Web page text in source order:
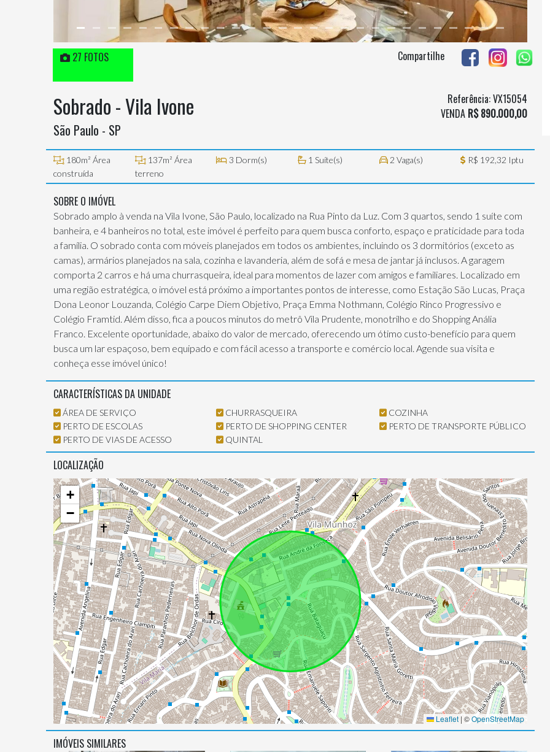
27 FOTOS Compartilhe
Sobrado - Vila Ivone
São Paulo - SP
Referência: VX15054
VENDA R$ 890.000,00
180m² Área
construída
137m² Área
terreno
3 Dorm(s) 1 Suíte(s) 2 Vaga(s) R$ 192,32 Iptu
SOBRE O IMÓVEL
Sobrado amplo à venda na Vila Ivone, São Paulo, localizado na Rua Pinto da Luz. Com 3 quartos, sendo 1 suíte com
banheira, e 4 banheiros no total, este imóvel é perfeito para quem busca conforto, espaço e praticidade para toda
a família. O sobrado conta com móveis planejados em todos os ambientes, incluindo os 3 dormitórios (exceto as
camas), armários planejados na sala, cozinha e lavanderia, além de sofá e mesa de jantar já inclusos. A garagem
comporta 2 carros e há uma churrasqueira, ideal para momentos de lazer com amigos e familiares. Localizado em
uma região estratégica, o imóvel está próximo a importantes pontos de interesse, como Estação São Lucas, Praça
Dona Leonor Louzanda, Colégio Carpe Diem Objetivo, Praça Emma Nothmann, Colégio Rinco Progressivo e
Colégio Framtid. Além disso, fica a poucos minutos do metrô Vila Prudente, monotrilho e do Shopping Anália
Franco. Excelente oportunidade, abaixo do valor de mercado, oferecendo um ótimo custo-benefício para quem
busca um lar espaçoso, bem equipado e com fácil acesso a transporte e comércio local. Agende sua visita e
conheça esse imóvel único!
CARACTERÍSTICAS DA UNIDADE
ÁREA DE SERVIÇO CHURRASQUEIRA
COZINHA
PERTO DE ESCOLAS
PERTO DE SHOPPING CENTER
PERTO DE TRANSPORTE PÚBLICO
PERTO DE VIAS DE ACESSO
QUINTAL
LOCALIZAÇÃO
+
−
Leaflet | ©OpenStreetMap
IMÓVEIS SIMILARES